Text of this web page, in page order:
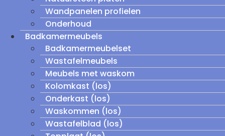
Wandpanelen profielen
Onderhoud
Badkamermeubels
Badkamermeubelset
Wastafelmeubels
Meubels met waskom
Kolomkast (los)
Onderkast (los)
Waskommen (los)
Wastafelblad (los)